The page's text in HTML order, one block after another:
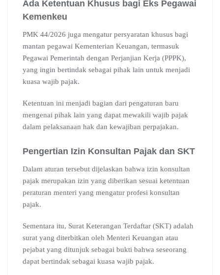
Ada Ketentuan Khusus bagi Eks Pegawai
Kemenkeu
PMK 44/2026 juga mengatur persyaratan khusus bagi
mantan pegawai Kementerian Keuangan, termasuk
Pegawai Pemerintah dengan Perjanjian Kerja (PPPK),
yang ingin bertindak sebagai pihak lain untuk menjadi
kuasa wajib pajak.
Ketentuan ini menjadi bagian dari pengaturan baru
mengenai pihak lain yang dapat mewakili wajib pajak
dalam pelaksanaan hak dan kewajiban perpajakan.
Pengertian Izin Konsultan Pajak dan SKT
Dalam aturan tersebut dijelaskan bahwa izin konsultan
pajak merupakan izin yang diberikan sesuai ketentuan
peraturan menteri yang mengatur profesi konsultan
pajak.
Sementara itu, Surat Keterangan Terdaftar (SKT) adalah
surat yang diterbitkan oleh Menteri Keuangan atau
pejabat yang ditunjuk sebagai bukti bahwa seseorang
dapat bertindak sebagai kuasa wajib pajak.